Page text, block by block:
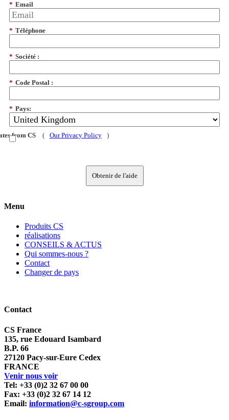
* Email
* Téléphone
* Société :
* Code Postal :
* Pays:
from CS ( Our Privacy Policy )
Obtenir de l'aide
Menu
Produits CS
réalisations
CONSEILS & ACTUS
Qui sommes-nous ?
Contact
Changer de pays
Contact
CS France
135, rue Edouard Isambard
B.P. 66
27120 Pacy-sur-Eure Cedex
FRANCE
Venir nous voir
Tel: +33 (0)2 32 67 00 00
Fax: +33 (0)2 32 67 14 12
Email: information@c-sgroup.com